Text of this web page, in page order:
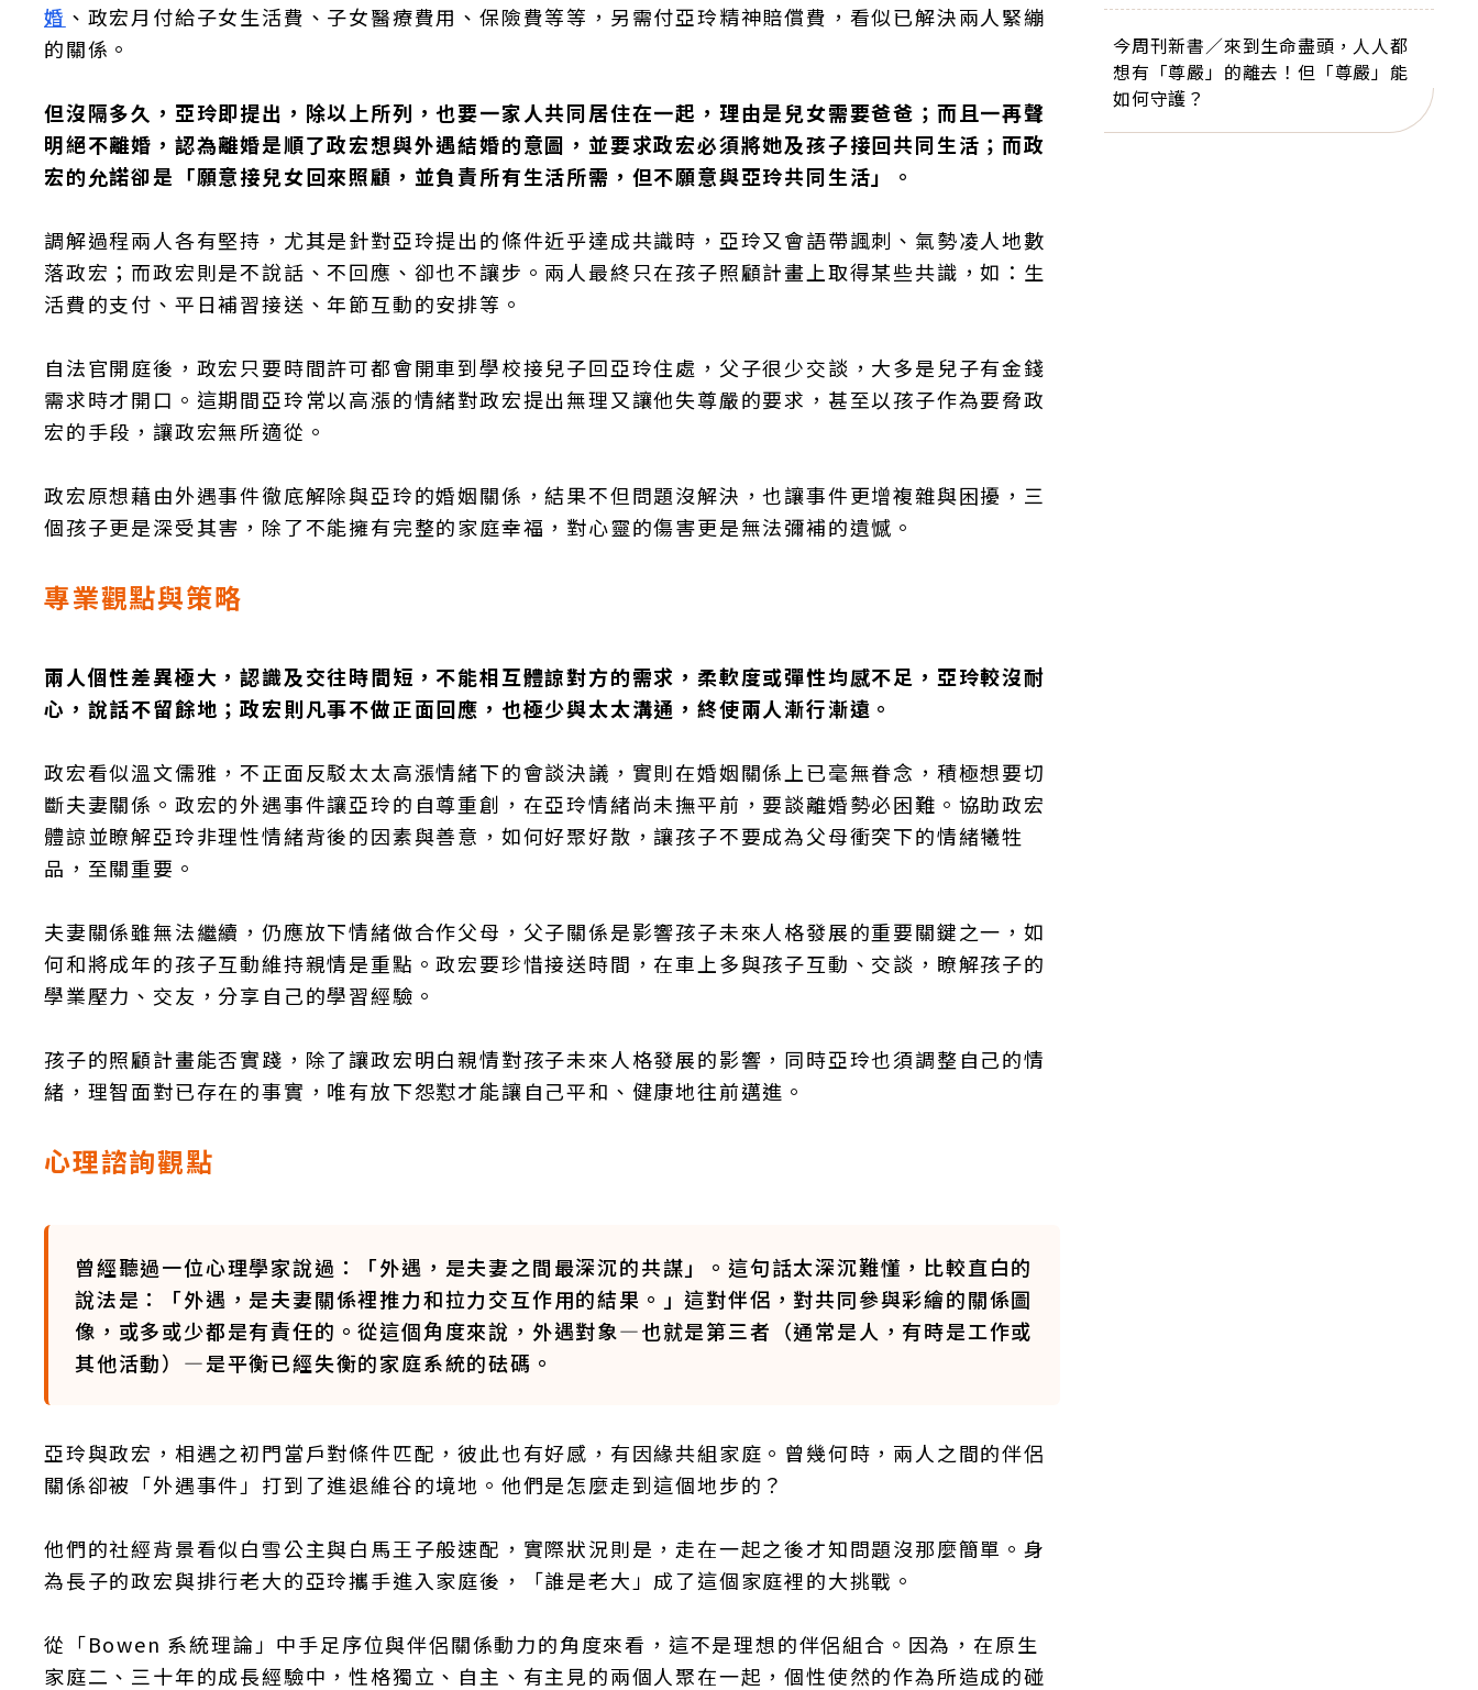
婚 、政宏月付給子女生活費、子女醫療費用、保險費等等，另需付亞玲精神賠償費，看似已解決兩人緊繃
的關係。
但沒隔多久，亞玲即提出，除以上所列，也要一家人共同居住在一起，理由是兒女需要爸爸；而且一再聲
明絕不離婚，認為離婚是順了政宏想與外遇結婚的意圖，並要求政宏必須將她及孩子接回共同生活；而政
宏的允諾卻是「願意接兒女回來照顧，並負責所有生活所需，但不願意與亞玲共同生活」。
調解過程兩人各有堅持，尤其是針對亞玲提出的條件近乎達成共識時，亞玲又會語帶諷刺、氣勢凌人地數
落政宏；而政宏則是不說話、不回應、卻也不讓步。兩人最終只在孩子照顧計畫上取得某些共識，如：生
活費的支付、平日補習接送、年節互動的安排等。
自法官開庭後，政宏只要時間許可都會開車到學校接兒子回亞玲住處，父子很少交談，大多是兒子有金錢
需求時才開口。這期間亞玲常以高漲的情緒對政宏提出無理又讓他失尊嚴的要求，甚至以孩子作為要脅政
宏的手段，讓政宏無所適從。
政宏原想藉由外遇事件徹底解除與亞玲的婚姻關係，結果不但問題沒解決，也讓事件更增複雜與困擾，三
個孩子更是深受其害，除了不能擁有完整的家庭幸福，對心靈的傷害更是無法彌補的遺憾。
專業觀點與策略
兩人個性差異極大，認識及交往時間短，不能相互體諒對方的需求，柔軟度或彈性均感不足，亞玲較沒耐
心，說話不留餘地；政宏則凡事不做正面回應，也極少與太太溝通，終使兩人漸行漸遠。
政宏看似溫文儒雅，不正面反駁太太高漲情緒下的會談決議，實則在婚姻關係上已毫無眷念，積極想要切
斷夫妻關係。政宏的外遇事件讓亞玲的自尊重創，在亞玲情緒尚未撫平前，要談離婚勢必困難。協助政宏
體諒並瞭解亞玲非理性情緒背後的因素與善意，如何好聚好散，讓孩子不要成為父母衝突下的情緒犧牲
品，至關重要。
夫妻關係雖無法繼續，仍應放下情緒做合作父母，父子關係是影響孩子未來人格發展的重要關鍵之一，如
何和將成年的孩子互動維持親情是重點。政宏要珍惜接送時間，在車上多與孩子互動、交談，瞭解孩子的
學業壓力、交友，分享自己的學習經驗。
孩子的照顧計畫能否實踐，除了讓政宏明白親情對孩子未來人格發展的影響，同時亞玲也須調整自己的情
緒，理智面對已存在的事實，唯有放下怨懟才能讓自己平和、健康地往前邁進。
心理諮詢觀點
曾經聽過一位心理學家說過：「外遇，是夫妻之間最深沉的共謀」。這句話太深沉難懂，比較直白的
說法是：「外遇，是夫妻關係裡推力和拉力交互作用的結果。」這對伴侶，對共同參與彩繪的關係圖
像，或多或少都是有責任的。從這個角度來說，外遇對象—也就是第三者（通常是人，有時是工作或
其他活動）—是平衡已經失衡的家庭系統的砝碼。
亞玲與政宏，相遇之初門當戶對條件匹配，彼此也有好感，有因緣共組家庭。曾幾何時，兩人之間的伴侶
關係卻被「外遇事件」打到了進退維谷的境地。他們是怎麼走到這個地步的？
他們的社經背景看似白雪公主與白馬王子般速配，實際狀況則是，走在一起之後才知問題沒那麼簡單。身
為長子的政宏與排行老大的亞玲攜手進入家庭後，「誰是老大」成了這個家庭裡的大挑戰。
從「Bowen 系統理論」中手足序位與伴侶關係動力的角度來看，這不是理想的伴侶組合。因為，在原生
家庭二、三十年的成長經驗中，性格獨立、自主、有主見的兩個人聚在一起，個性使然的作為所造成的碰
今周刊新書／來到生命盡頭，人人都
想有「尊嚴」的離去！但「尊嚴」能
如何守護？